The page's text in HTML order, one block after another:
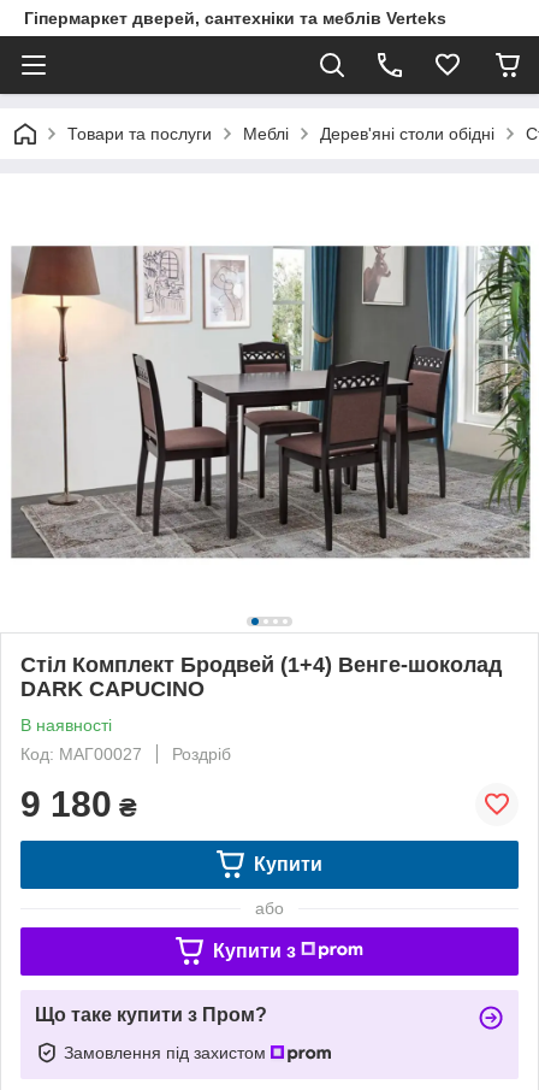
Гіпермаркет дверей, сантехніки та меблів Verteks
Товари та послуги Меблі Дерев'яні столи обідні
Стіл Комплект Бродвей (1+4) Венге-шоколад
DARK CAPUCINO
В наявності
Код: МАГ00027
Роздріб
9 180 ₴
Купити
або
Купити з
Що таке купити з Пром?
Замовлення під захистом